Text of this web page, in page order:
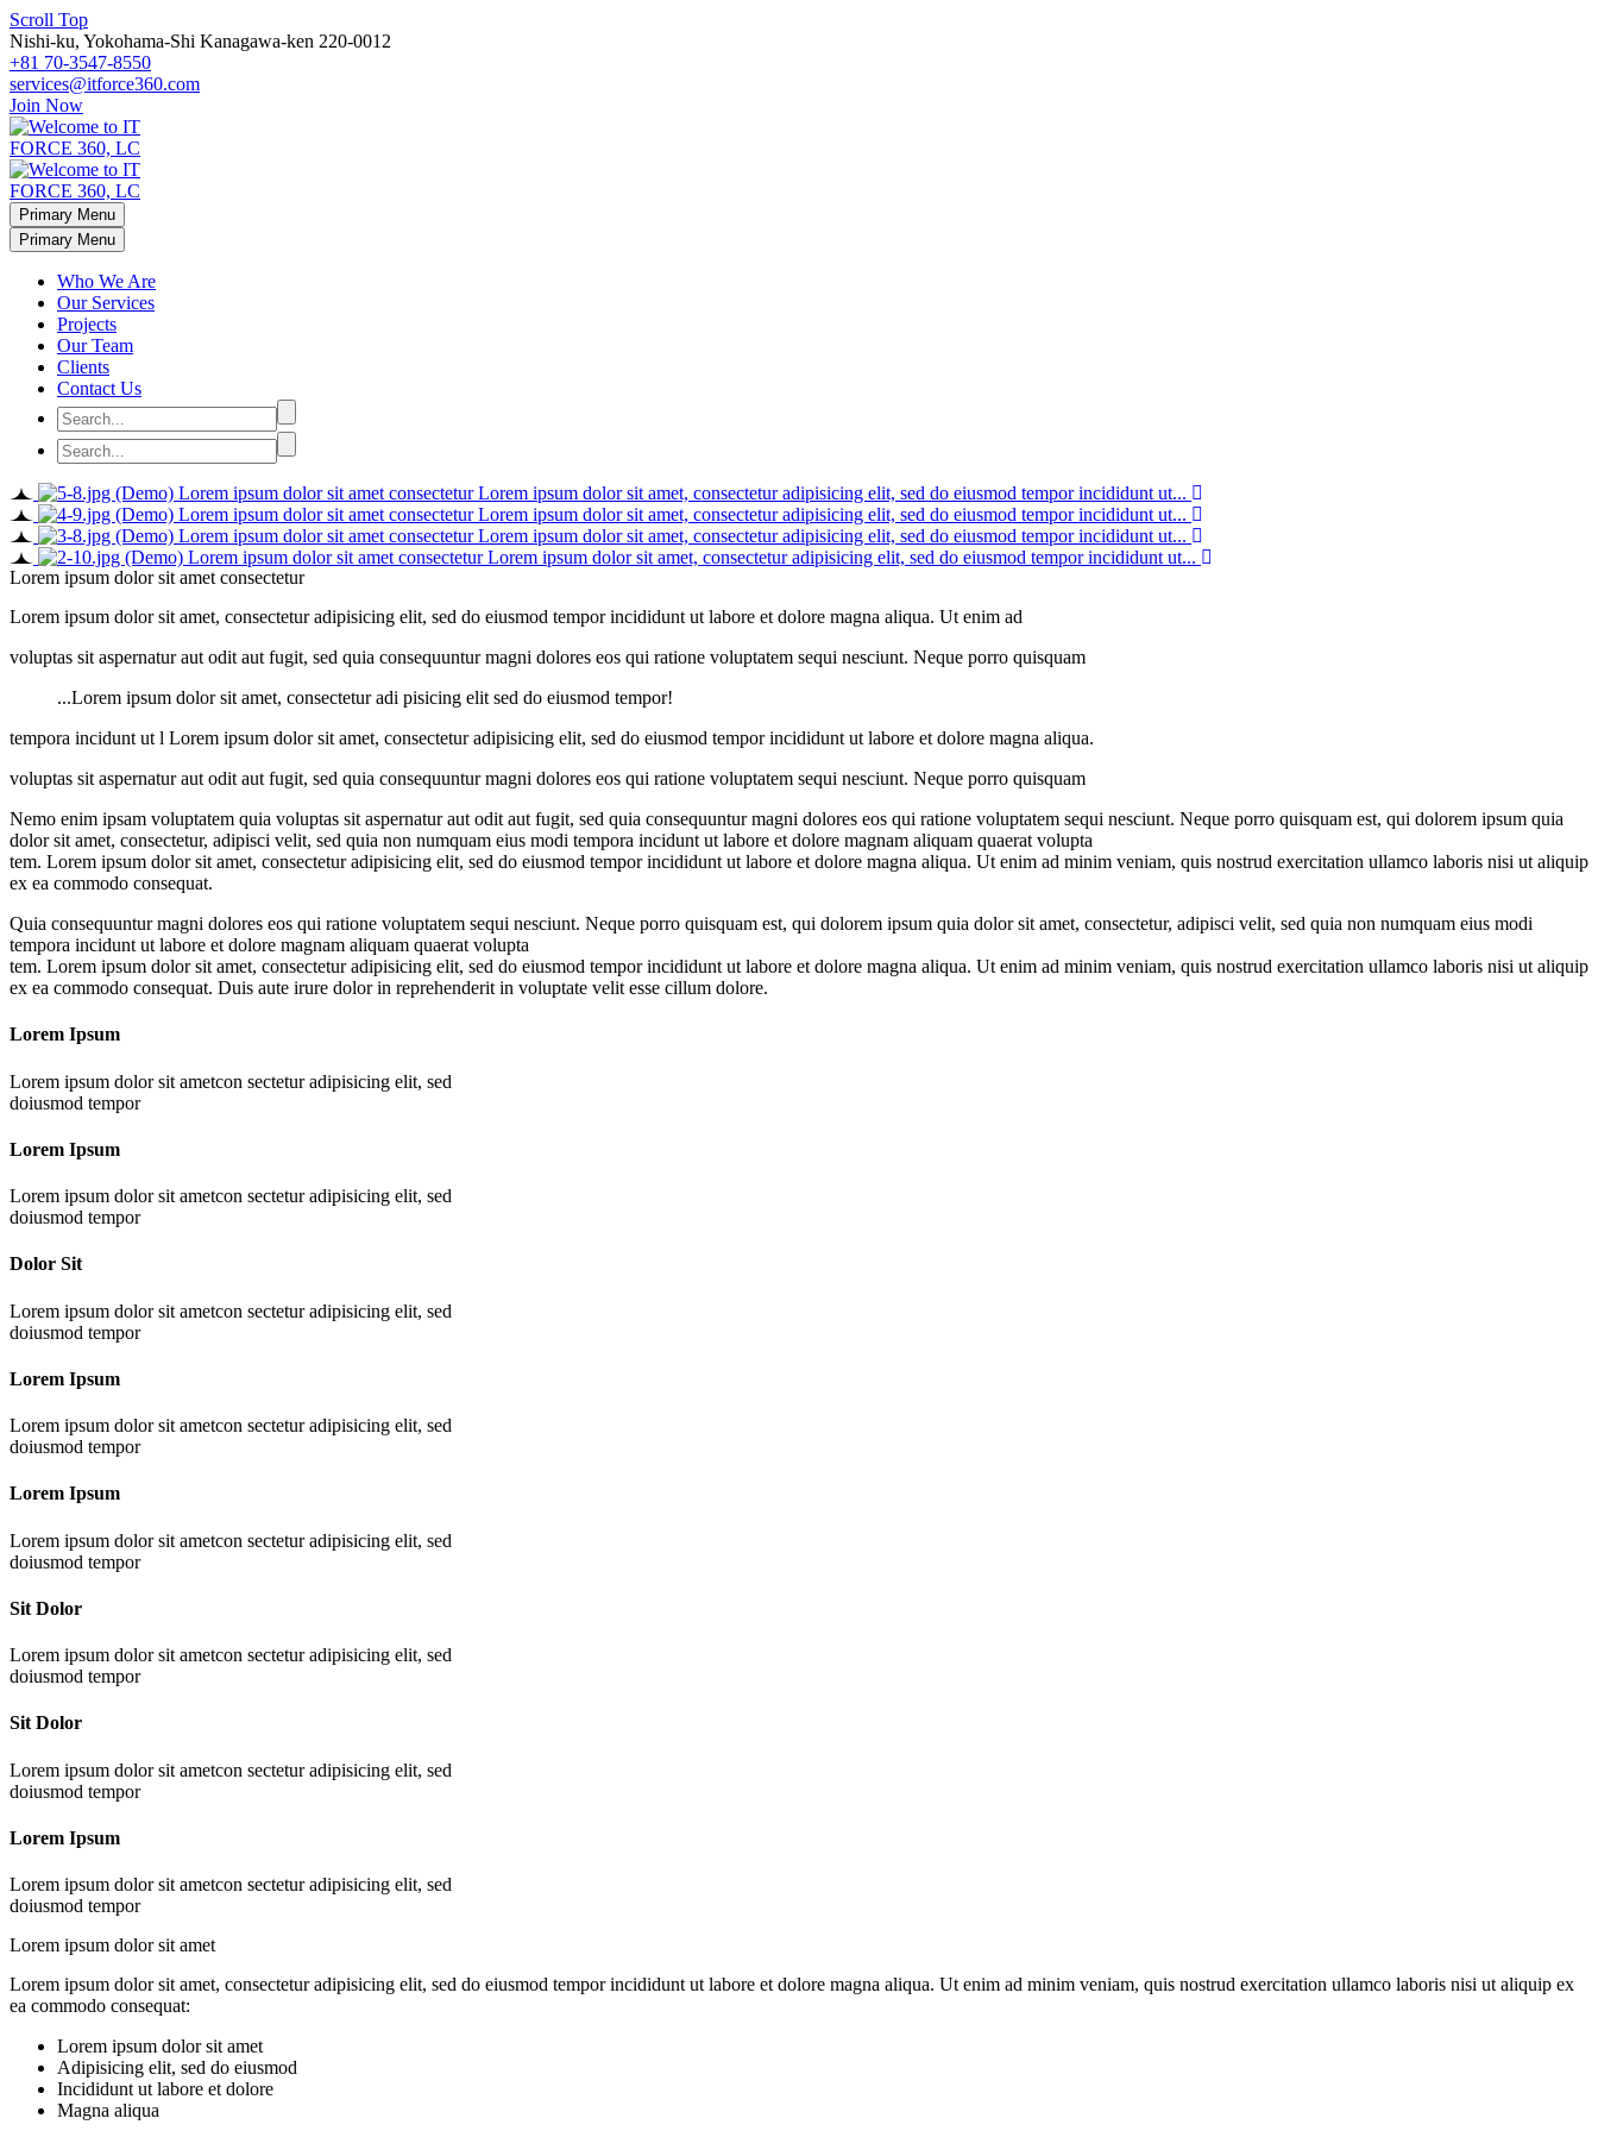
Scroll Top
Nishi-ku, Yokohama-Shi Kanagawa-ken 220-0012
+81 70-3547-8550
services@itforce360.com
Join Now
Primary Menu
Primary Menu
Who We Are
Our Services
Projects
Our Team
Clients
Contact Us
Lorem ipsum dolor sit amet consectetur Lorem ipsum dolor sit amet, consectetur adipisicing elit, sed do eiusmod tempor incididunt ut...
Lorem ipsum dolor sit amet consectetur Lorem ipsum dolor sit amet, consectetur adipisicing elit, sed do eiusmod tempor incididunt ut...
Lorem ipsum dolor sit amet consectetur Lorem ipsum dolor sit amet, consectetur adipisicing elit, sed do eiusmod tempor incididunt ut...
Lorem ipsum dolor sit amet consectetur Lorem ipsum dolor sit amet, consectetur adipisicing elit, sed do eiusmod tempor incididunt ut...
Lorem ipsum dolor sit amet consectetur
Lorem ipsum dolor sit amet, consectetur adipisicing elit, sed do eiusmod tempor incididunt ut labore et dolore magna aliqua. Ut enim ad
voluptas sit aspernatur aut odit aut fugit, sed quia consequuntur magni dolores eos qui ratione voluptatem sequi nesciunt. Neque porro quisquam
...Lorem ipsum dolor sit amet, consectetur adi pisicing elit sed do eiusmod tempor!
tempora incidunt ut l Lorem ipsum dolor sit amet, consectetur adipisicing elit, sed do eiusmod tempor incididunt ut labore et dolore magna aliqua.
voluptas sit aspernatur aut odit aut fugit, sed quia consequuntur magni dolores eos qui ratione voluptatem sequi nesciunt. Neque porro quisquam
Nemo enim ipsam voluptatem quia voluptas sit aspernatur aut odit aut fugit, sed quia consequuntur magni dolores eos qui ratione voluptatem sequi nesciunt. Neque porro quisquam est, qui dolorem ipsum quia
dolor sit amet, consectetur, adipisci velit, sed quia non numquam eius modi tempora incidunt ut labore et dolore magnam aliquam quaerat volupta
tem. Lorem ipsum dolor sit amet, consectetur adipisicing elit, sed do eiusmod tempor incididunt ut labore et dolore magna aliqua. Ut enim ad minim veniam, quis nostrud exercitation ullamco laboris nisi ut aliquip
ex ea commodo consequat.
Quia consequuntur magni dolores eos qui ratione voluptatem sequi nesciunt. Neque porro quisquam est, qui dolorem ipsum quia dolor sit amet, consectetur, adipisci velit, sed quia non numquam eius modi
tempora incidunt ut labore et dolore magnam aliquam quaerat volupta
tem. Lorem ipsum dolor sit amet, consectetur adipisicing elit, sed do eiusmod tempor incididunt ut labore et dolore magna aliqua. Ut enim ad minim veniam, quis nostrud exercitation ullamco laboris nisi ut aliquip
ex ea commodo consequat. Duis aute irure dolor in reprehenderit in voluptate velit esse cillum dolore.
Lorem Ipsum
Lorem ipsum dolor sit ametcon sectetur adipisicing elit, sed
doiusmod tempor
Lorem Ipsum
Lorem ipsum dolor sit ametcon sectetur adipisicing elit, sed
doiusmod tempor
Dolor Sit
Lorem ipsum dolor sit ametcon sectetur adipisicing elit, sed
doiusmod tempor
Lorem Ipsum
Lorem ipsum dolor sit ametcon sectetur adipisicing elit, sed
doiusmod tempor
Lorem Ipsum
Lorem ipsum dolor sit ametcon sectetur adipisicing elit, sed
doiusmod tempor
Sit Dolor
Lorem ipsum dolor sit ametcon sectetur adipisicing elit, sed
doiusmod tempor
Sit Dolor
Lorem ipsum dolor sit ametcon sectetur adipisicing elit, sed
doiusmod tempor
Lorem Ipsum
Lorem ipsum dolor sit ametcon sectetur adipisicing elit, sed
doiusmod tempor
Lorem ipsum dolor sit amet
Lorem ipsum dolor sit amet, consectetur adipisicing elit, sed do eiusmod tempor incididunt ut labore et dolore magna aliqua. Ut enim ad minim veniam, quis nostrud exercitation ullamco laboris nisi ut aliquip ex
ea commodo consequat:
Lorem ipsum dolor sit amet
Adipisicing elit, sed do eiusmod
Incididunt ut labore et dolore
Magna aliqua